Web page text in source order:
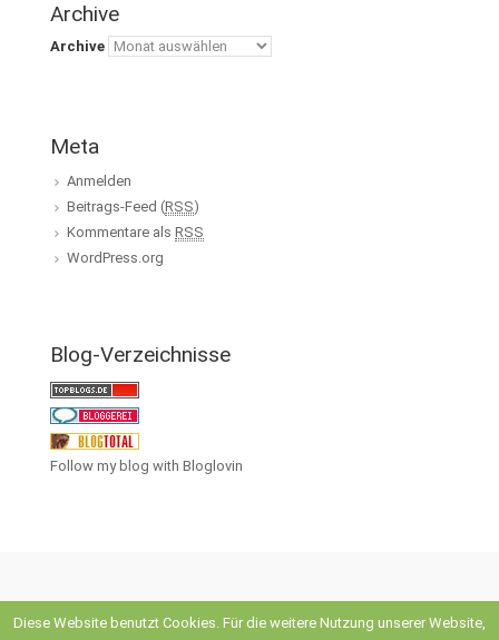
Archive
Archive
Meta
Anmelden
Beitrags-Feed (RSS)
Kommentare als RSS
WordPress.org
Blog-Verzeichnisse
Follow my blog with Bloglovin
Diese Website benutzt Cookies. Für die weitere Nutzung unserer Website,